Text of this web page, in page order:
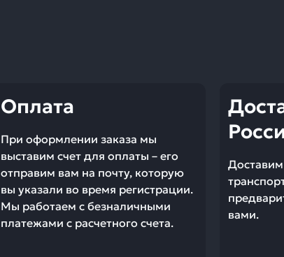
Оплата
При оформлении заказа мы
выставим счет для оплаты – его
отправим вам на почту, которую
вы указали во время регистрации.
Мы работаем с безналичными
платежами с расчетного счета.
вами.